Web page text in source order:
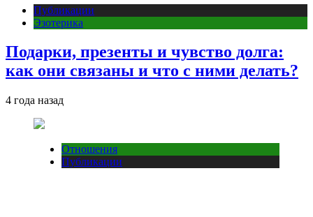
Публикации
Эзотерика
Подарки, презенты и чувство долга:
как они связаны и что с ними делать?
4 года назад
Отношения
Публикации